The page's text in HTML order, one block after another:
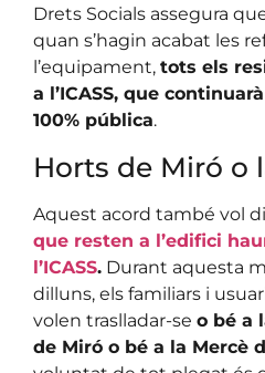
Drets Socials assegura
quan s’hagin acabat les
l’equipament, tots els
a l’ICASS, que
100% pública.
Horts de Miró o
Aquest acord també vol
que resten a l’edifici
l’ICASS. Durant aquesta
dilluns, els familiars i
volen traslladar-se o bé a
de Miró o bé a la Mercè